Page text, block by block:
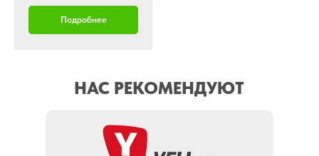
Подробнее
НАС РЕКОМЕНДУЮТ